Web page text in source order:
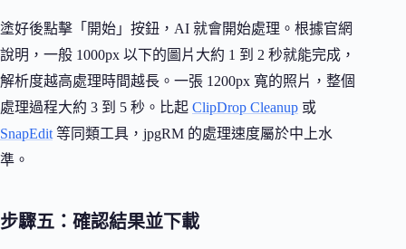
塗好後點擊「開始」按鈕，AI 就會開始處理。根據官網
說明，一般 1000px 以下的圖片大約 1 到 2 秒就能完成，
解析度越高處理時間越長。一張 1200px 寬的照片，整個
處理過程大約 3 到 5 秒。比起 ClipDrop Cleanup 或
SnapEdit 等同類工具，jpgRM 的處理速度屬於中上水
準。
步驟五：確認結果並下載